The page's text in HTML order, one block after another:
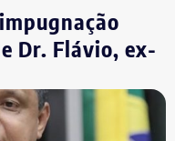
o grupo continuou
custos
de geração de
ou quitar
Dr. Flávio, ex-